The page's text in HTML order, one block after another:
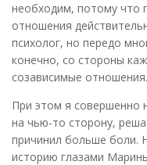
необходим, потому что
отношения
психолог, но передо
конечно, со стороны
созависимые отношения.
При этом я совершенно
на чью-то сторону,
причинил больше боли.
историю глазами